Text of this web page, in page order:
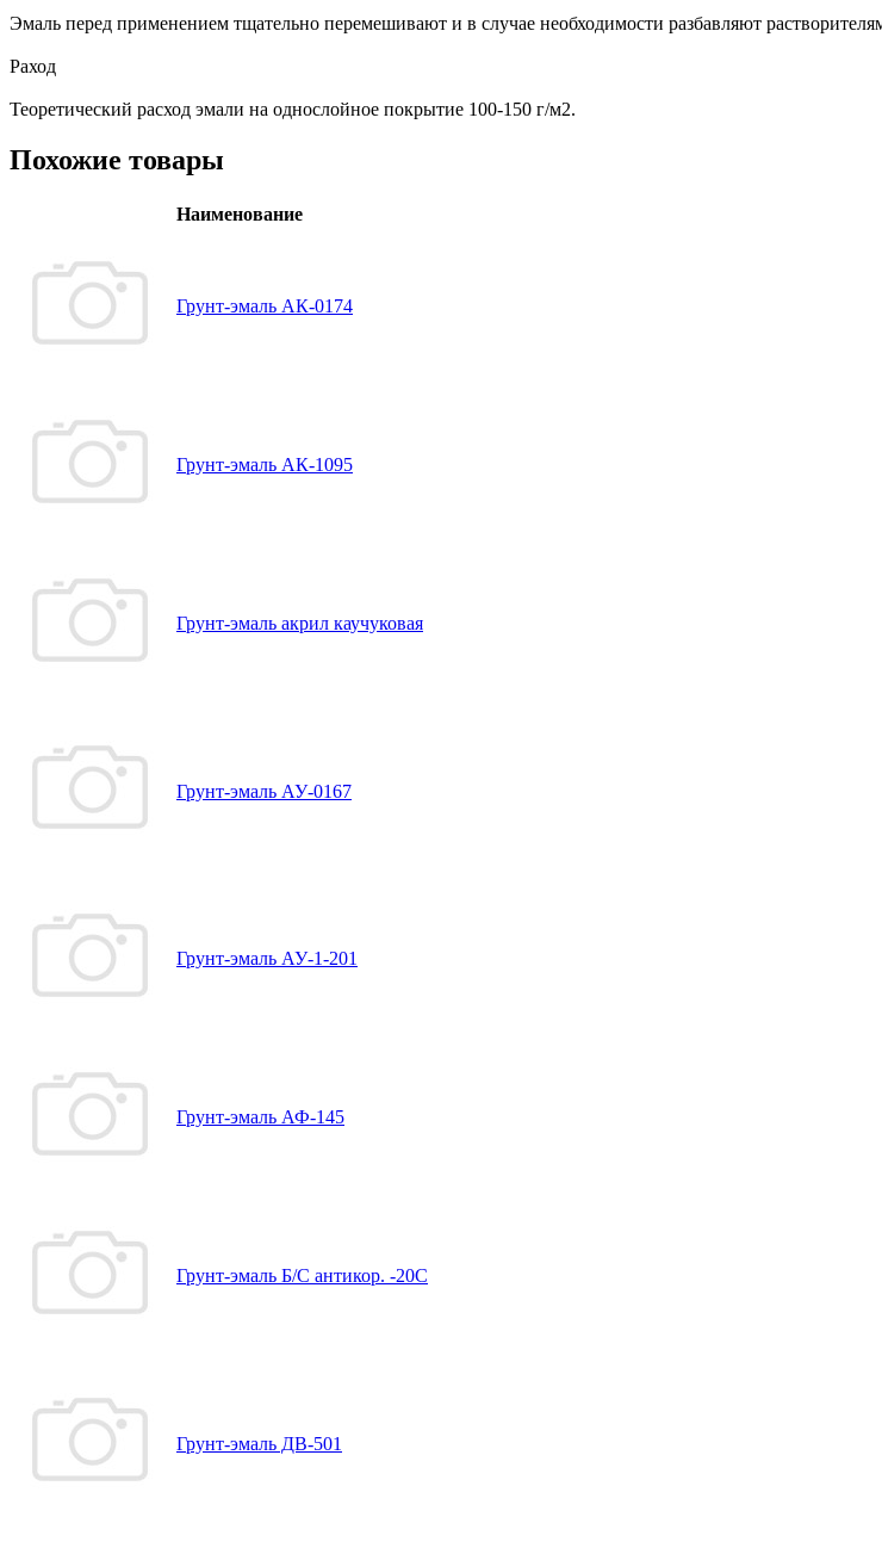
Эмаль перед применением тщательно перемешивают и в случае необходимости разбавляют
Раход
Теоретический расход эмали на однослойное покрытие 100-150 г/м2.
Похожие товары
Наименование
Грунт-эмаль АК-0174
Грунт-эмаль АК-1095
Грунт-эмаль акрил каучуковая
Грунт-эмаль АУ-0167
Грунт-эмаль АУ-1-201
Грунт-эмаль АФ-145
Грунт-эмаль Б/С антикор. -20С
Грунт-эмаль ДВ-501